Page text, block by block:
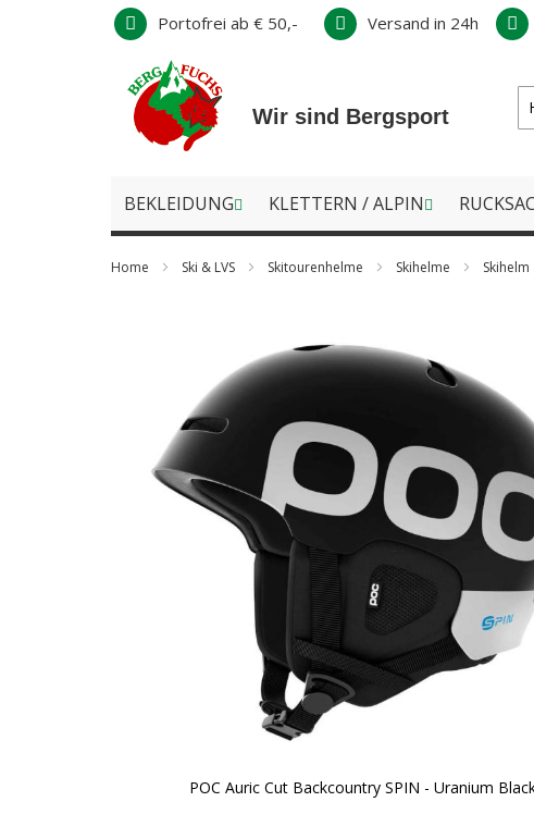
Direkt
Inhalt
Portofrei ab € 50,- Versand in 24h
Wir sind Bergsport
BEKLEIDUNG KLETTERN / ALPIN
Home Ski & LVS Skitourenhelme Skihelme Skihelm
POC Auric Cut Backcountry SPIN - Uranium